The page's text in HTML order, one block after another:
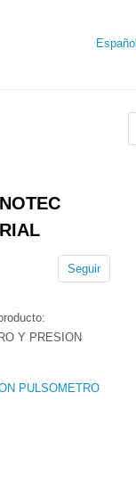
Español
Seguir
Y PRESION
PULSOMETRO